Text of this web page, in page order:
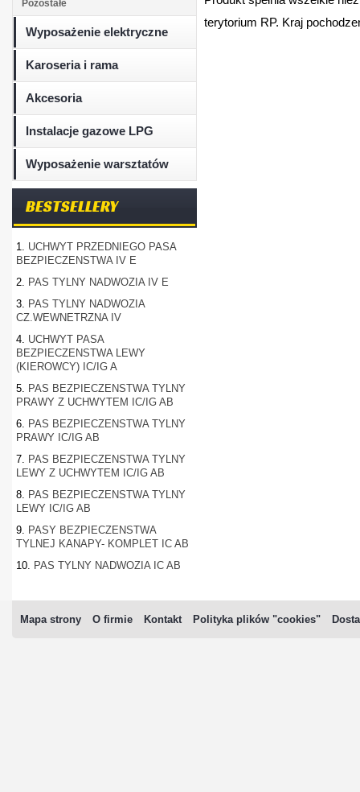
Pozostałe
Wyposażenie elektryczne
Karoseria i rama
Akcesoria
Instalacje gazowe LPG
Wyposażenie warsztatów
BESTSELLERY
1. UCHWYT PRZEDNIEGO PASA
BEZPIECZENSTWA IV E
2. PAS TYLNY NADWOZIA IV E
3. PAS TYLNY NADWOZIA
CZ.WEWNETRZNA IV
4. UCHWYT PASA
BEZPIECZENSTWA LEWY
(KIEROWCY) IC/IG A
5. PAS BEZPIECZENSTWA TYLNY
PRAWY Z UCHWYTEM IC/IG AB
6. PAS BEZPIECZENSTWA TYLNY
PRAWY IC/IG AB
7. PAS BEZPIECZENSTWA TYLNY
LEWY Z UCHWYTEM IC/IG AB
8. PAS BEZPIECZENSTWA TYLNY
LEWY IC/IG AB
9. PASY BEZPIECZENSTWA
TYLNEJ KANAPY- KOMPLET IC AB
10. PAS TYLNY NADWOZIA IC AB
terytorium RP. Kraj
Mapa strony O firmie Kontakt Polityka plików "cookies"